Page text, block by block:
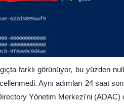
farklı görünüyor, bu yüzden
Aynı adımları 24 saat
Yönetim Merkezi'ni